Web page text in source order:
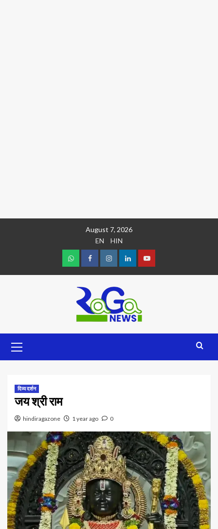
August 7, 2026
EN
HIN
दिव्य दर्शन
जय श्री राम
hindiragazone 1 year ago 0